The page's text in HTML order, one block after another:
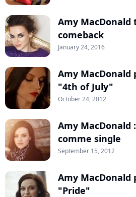
Amy MacDonald
comeback
January 24, 2016
Amy MacDonald
"4th of July"
October 24, 2012
Amy MacDonald
comme single
September 15, 2012
Amy MacDonald
"Pride"